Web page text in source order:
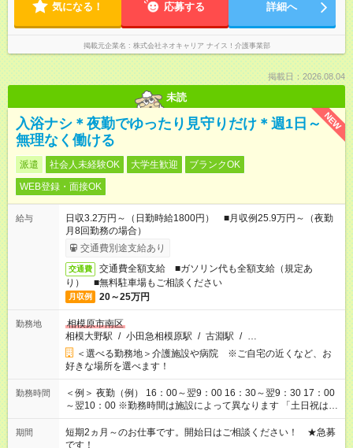
気になる！ 応募する 詳細へ
掲載元企業名 株式会社ネオキャリア ナイス！介護事業部
掲載日：2026.08.04
未読
NEW
入浴ナシ＊夜勤でゆったり見守りだけ＊週1日～
無理なく働ける
派遣 社会人未経験OK 大学生歓迎
ブランクOK
WEB登録・面接OK
給与
日収3.2万円～（日勤時給1800円） ■月収例25.9万円～（夜勤
月8回勤務の場合）
交通費別途支給あり
交通費
交通費全額支給 ■ガソリン代も全額支給（規定あ
り） ■無料駐車場もご相談ください
月収例 20～25万円
勤務地
相模原市南区
相模大野駅 / 小田急相模原駅 / 古淵駅 / …
＜選べる勤務地＞介護施設や病院 ※ご自宅の近くなど、お
好きな場所を選べます！
勤務時間
＜例＞ 夜勤（例） 16：00～翌9：00 16：30～翌9：30 17：00
～翌10：00 ※勤務時間は施設によって異なります 「土日祝は休
みたい」 「しっかり稼ぎたい」 「もう少し遅い時間から始めた
い」など ご希望にあったお仕事をご案内いたします。 ※未経験
の方の場合は1～2ヶ月間は日中での仕事を経験いただき、 お
期間
短期2ヵ月～のお仕事です。開始日はご相談ください！ ★急募
です！